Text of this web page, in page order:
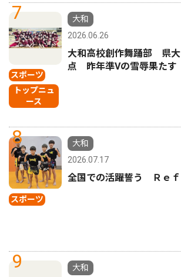
7
スポーツ
トップニュ
ース
大和
2026.06.26
大和高校創作舞踊部 県
点 昨年準Vの雪辱果たす
8
スポーツ
大和
2026.07.17
全国での活躍誓う Ｒｅ
9
大和